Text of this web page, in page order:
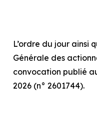
L’ordre du jour ainsi
Générale des
convocation publié
2026 (n° 2601744).